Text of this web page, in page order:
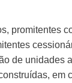
promitentes
de unidades
em